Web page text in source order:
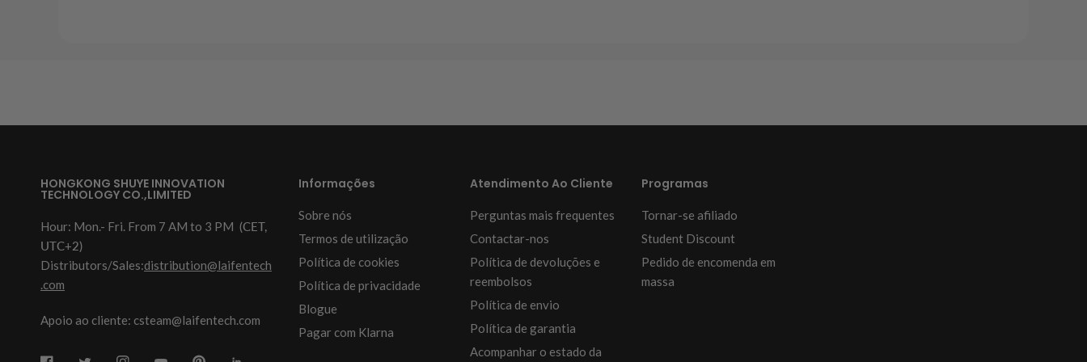
HONGKONG SHUYE INNOVATION
TECHNOLOGY CO.,LIMITED
Hour: Mon.- Fri. From 7 AM to 3 PM (CET,
UTC+2)
Distributors/Sales:distribution@laifentech
.com
Apoio ao cliente: csteam@laifentech.com
Informações
Sobre nós
Termos de utilização
Política de cookies
Política de privacidade
Blogue
Pagar com Klarna
Atendimento Ao Cliente
Perguntas mais frequentes
Contactar-nos
Política de devoluções e
reembolsos
Política de envio
Política de garantia
Acompanhar o estado da
Programas
Tornar-se afiliado
Student Discount
Pedido de encomenda em
massa